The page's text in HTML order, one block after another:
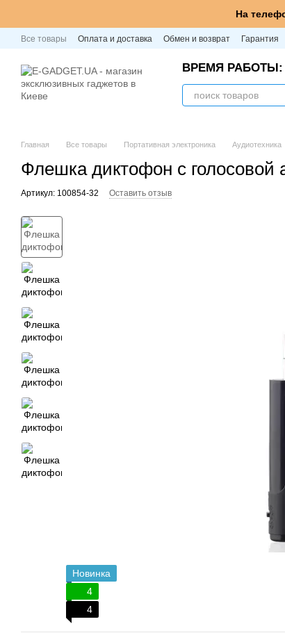
На
Все товары Оплата и доставка Обмен и возврат Гарантия
ВРЕМЯ РАБОТЫ:
Главная Все товары Портативная электроника Аудиотехника
Флешка диктофон с голосовой
Артикул: 100854-32 Оставить отзыв
Новинка
4
4